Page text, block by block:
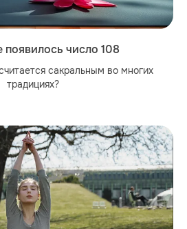
появилось число 108
сакральным во многих
традициях?